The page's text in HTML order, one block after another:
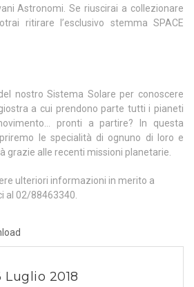
Astronomi. Se riuscirai a collezionare
ritirare l’esclusivo stemma SPACE
nostro Sistema Solare per conoscere
a cui prendono parte tutti i pianeti
pronti a partire? In questa
le specialità di ognuno di loro e
grazie alle recenti missioni planetarie.
ulteriori informazioni in merito a
al 02/88463340.
2018